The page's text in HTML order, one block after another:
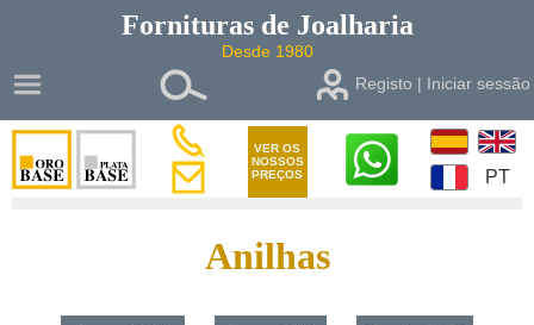
Fornituras de Joalharia
Desde 1980
Registo | Iniciar sessão
VER OS
NOSSOS
PREÇOS
PT
Anilhas